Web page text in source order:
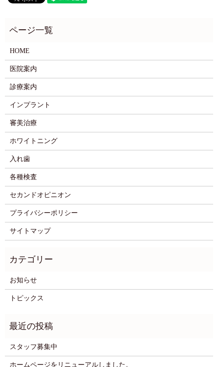
HOME
医院案内
診療案内
インプラント
審美治療
ホワイトニング
入れ歯
各種検査
セカンドオピニオン
プライバシーポリシー
サイトマップ
お知らせ
トピックス
スタッフ募集中
ホームページをリニューアルしました。